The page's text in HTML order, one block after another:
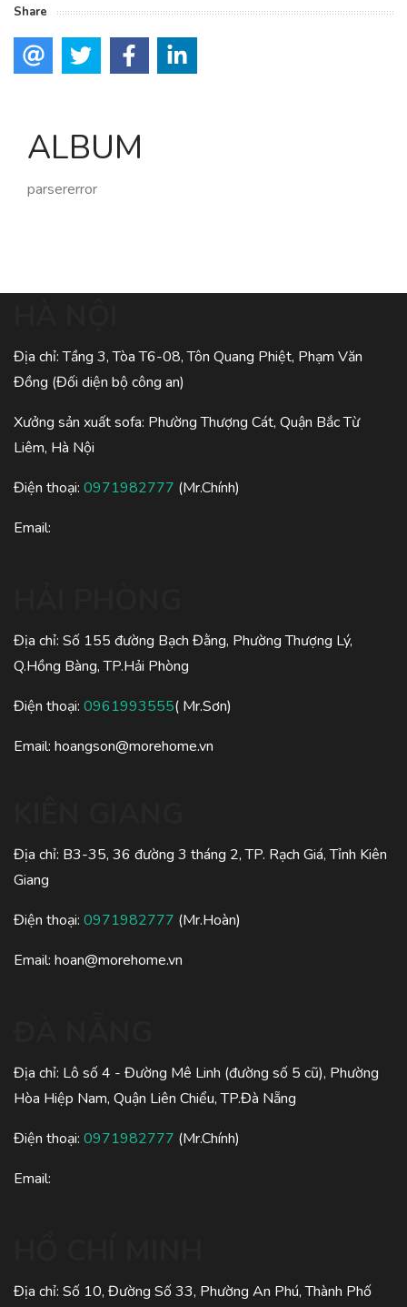
Share
ALBUM
parsererror
Địa chỉ: Tầng 3, Tòa T6-08, Tôn Quang Phiệt, Phạm Văn
Đồng (Đối diện bộ công an)
Xưởng sản xuất sofa: Phường Thượng Cát, Quận Bắc Từ
Liêm, Hà Nội
Điện thoại: 0971982777 (Mr.Chính)
Email:
Địa chỉ: Số 155 đường Bạch Đằng, Phường Thượng Lý,
Q.Hồng Bàng, TP.Hải Phòng
Điện thoại: 0961993555( Mr.Sơn)
Email: hoangson@morehome.vn
Địa chỉ: B3-35, 36 đường 3 tháng 2, TP. Rạch Giá, Tỉnh Kiên
Giang
Điện thoại: 0971982777 (Mr.Hoàn)
Email: hoan@morehome.vn
Địa chỉ: Lô số 4 - Đường Mê Linh (đường số 5 cũ), Phường
Hòa Hiệp Nam, Quận Liên Chiểu, TP.Đà Nẵng
Điện thoại: 0971982777 (Mr.Chính)
Email:
Địa chỉ: Số 10, Đường Số 33, Phường An Phú, Thành Phố